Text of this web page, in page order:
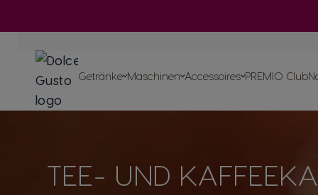
Getränke
fürNEO
Maschinen
So schmeckt die
Accessoires
Sieh alle unsere Accessoires Infuser
für
Original
PREMIO Club
TEE- UND